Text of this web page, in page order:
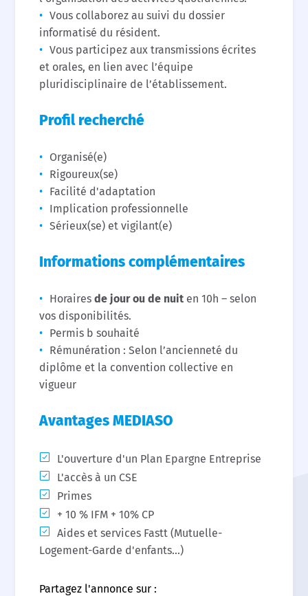
Vous collaborez au suivi du dossier
informatisé du résident.
Vous participez aux transmissions écrites
et orales, en lien avec l’équipe
pluridisciplinaire de l’établissement.
Profil recherché
Organisé(e)
Rigoureux(se)
Facilité d'adaptation
Implication professionnelle
Sérieux(se) et vigilant(e)
Informations complémentaires
Horairesde jour ou de nuit en 10h – selon
vos disponibilités.
Permis b souhaité
Rémunération : Selon l’ancienneté du
diplôme et la convention collective en
vigueur
Avantages MEDIASO
L'ouverture d'un Plan Epargne Entreprise
L'accès à un CSE
Primes
+ 10 % IFM + 10% CP
Aides et services Fastt (Mutuelle-
Logement-Garde d'enfants...)
Partagez l'annonce sur :